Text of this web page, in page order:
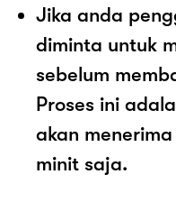
Jika anda
diminta untuk
sebelum
Proses ini
akan
minit saja.